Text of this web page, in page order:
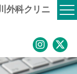
外科クリニ